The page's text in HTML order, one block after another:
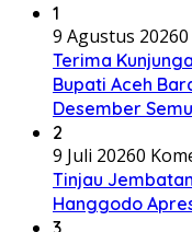
1
9 Agustus 2026
Terima
Bupati Aceh
Desember
2
9 Juli 20260
Tinjau
Hanggodo
3